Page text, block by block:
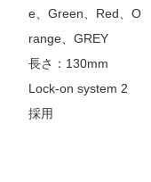
e、Green、Red、O
range、GREY
長さ：130mm
Lock-on system 2
採用